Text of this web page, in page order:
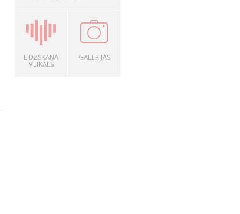
LĪDZSKAŅA
VEIKALS
GALERIJAS